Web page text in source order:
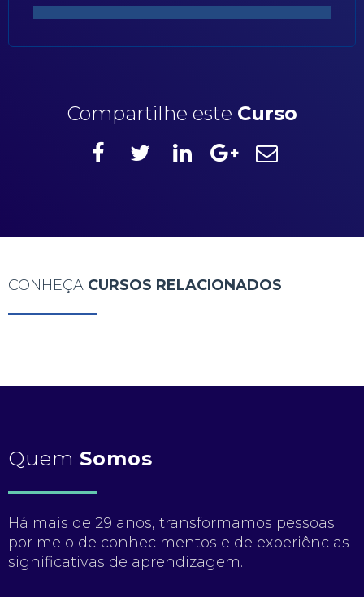
Compartilhe este Curso
CONHEÇA CURSOS RELACIONADOS
Quem Somos
Há mais de 29 anos, transformamos pessoas
por meio de conhecimentos e de experiências
significativas de aprendizagem.